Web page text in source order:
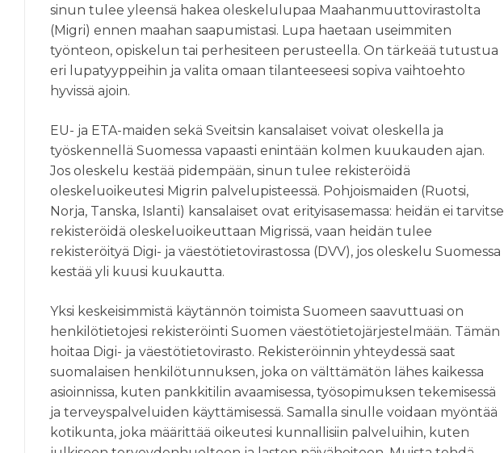
sinun tulee yleensä hakea oleskelulupaa Maahanmuuttovirastolta
(Migri) ennen maahan saapumistasi. Lupa haetaan useimmiten
työnteon, opiskelun tai perhesiteen perusteella. On tärkeää tutustua
eri lupatyyppeihin ja valita omaan tilanteeseesi sopiva vaihtoehto
hyvissä ajoin.
EU- ja ETA-maiden sekä Sveitsin kansalaiset voivat oleskella ja
työskennellä Suomessa vapaasti enintään kolmen kuukauden ajan.
Jos oleskelu kestää pidempään, sinun tulee rekisteröidä
oleskeluoikeutesi Migrin palvelupisteessä. Pohjoismaiden (Ruotsi,
Norja, Tanska, Islanti) kansalaiset ovat erityisasemassa: heidän ei tarvitse
rekisteröidä oleskeluoikeuttaan Migrissä, vaan heidän tulee
rekisteröityä Digi- ja väestötietovirastossa (DVV), jos oleskelu Suomessa
kestää yli kuusi kuukautta.
Yksi keskeisimmistä käytännön toimista Suomeen saavuttuasi on
henkilötietojesi rekisteröinti Suomen väestötietojärjestelmään. Tämän
hoitaa Digi- ja väestötietovirasto. Rekisteröinnin yhteydessä saat
suomalaisen henkilötunnuksen, joka on välttämätön lähes kaikessa
asioinnissa, kuten pankkitilin avaamisessa, työsopimuksen tekemisessä
ja terveyspalveluiden käyttämisessä. Samalla sinulle voidaan myöntää
kotikunta, joka määrittää oikeutesi kunnallisiin palveluihin, kuten